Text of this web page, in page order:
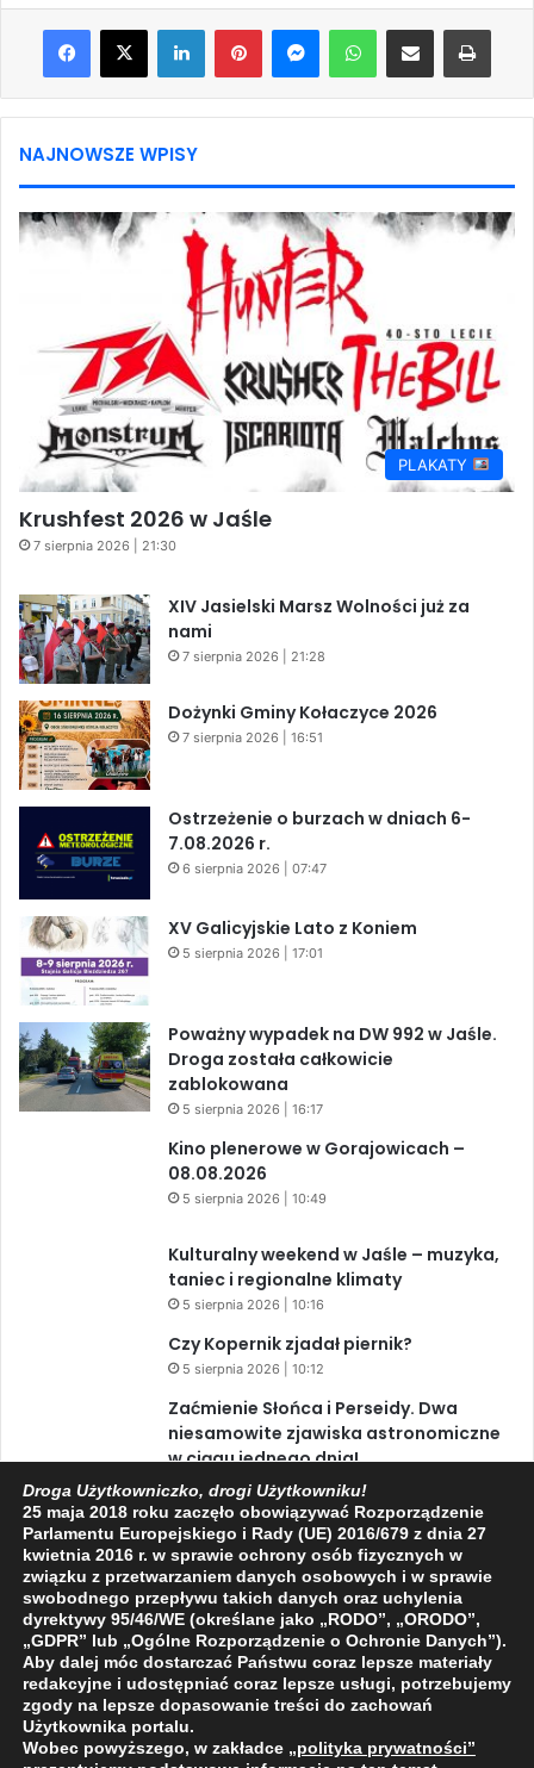
Facebook
X LinkedInPinterestMessengerWhatsAppShare via Email Print
NAJNOWSZE WPISY
PLAKATY
Krushfest 2026 w Jaśle
7 sierpnia 2026 | 21:30
XIV Jasielski Marsz Wolności już za
nami
7 sierpnia 2026 | 21:28
Dożynki Gminy Kołaczyce 2026
7 sierpnia 2026 | 16:51
Ostrzeżenie o burzach w dniach 6-
7.08.2026 r.
6 sierpnia 2026 | 07:47
XV Galicyjskie Lato z Koniem
5 sierpnia 2026 | 17:01
Poważny wypadek na DW 992 w Jaśle.
Droga została całkowicie
zablokowana
5 sierpnia 2026 | 16:17
Kino plenerowe w Gorajowicach –
08.08.2026
5 sierpnia 2026 | 10:49
Kulturalny weekend w Jaśle – muzyka,
taniec i regionalne klimaty
5 sierpnia 2026 | 10:16
Czy Kopernik zjadał piernik?
5 sierpnia 2026 | 10:12
Zaćmienie Słońca i Perseidy. Dwa
niesamowite zjawiska astronomiczne
w ciągu jednego dnia!
3 sierpnia 2026 | 15:39
Facebook
X YouTube
2009 - 2026 © Wszelkie prawa zastrzeżone
O NAS
REDAKCJA POLITYKA PRYWATNOŚCI
Droga Użytkowniczko, drogi Użytkowniku!
25 maja 2018 roku zaczęło obowiązywać Rozporządzenie
Parlamentu Europejskiego i Rady (UE) 2016/679 z dnia 27
kwietnia 2016 r. w sprawie ochrony osób fizycznych w
związku z przetwarzaniem danych osobowych i w sprawie
swobodnego przepływu takich danych oraz uchylenia
dyrektywy 95/46/WE (określane jako „RODO”, „ORODO”,
„GDPR” lub „Ogólne Rozporządzenie o Ochronie Danych”).
Aby dalej móc dostarczać Państwu coraz lepsze materiały
redakcyjne i udostępniać coraz lepsze usługi, potrzebujemy
zgody na lepsze dopasowanie treści do zachowań
Użytkownika portalu.
Wobec powyższego, w zakładce „polityka prywatności”